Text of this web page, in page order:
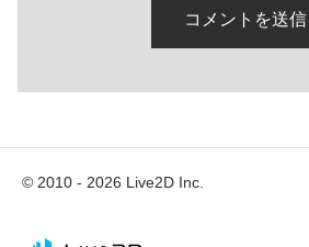
© 2010 - 2026 Live2D Inc.